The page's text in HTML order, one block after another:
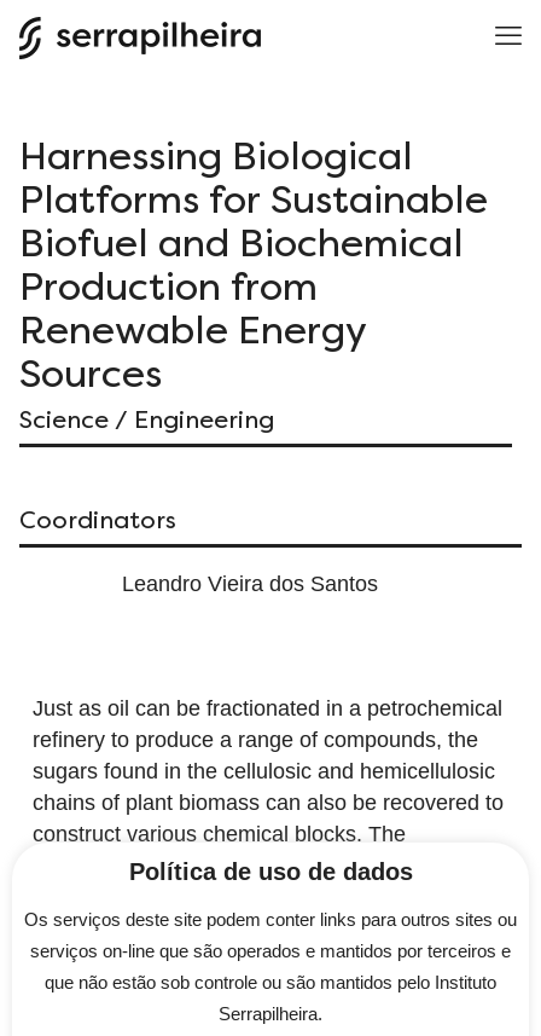
Harnessing Biological
Platforms for Sustainable
Biofuel and Biochemical
Production from
Renewable Energy
Sources
Science / Engineering
Coordinators
Leandro Vieira dos Santos
Just as oil can be fractionated in a petrochemical
refinery to produce a range of compounds, the
sugars found in the cellulosic and hemicellulosic
chains of plant biomass can also be recovered to
construct various chemical blocks. The
development of microbial strains capable of
efficient biocatalysts in fermentations forms the
foundation for constructing biorefineries. We plan
to employ metabolic and evolutionary
engineering tools, multi-omics analysis, and
Política de uso de dados
Os serviços deste site podem conter links para outros sites ou
serviços on-line que são operados e mantidos por terceiros e
que não estão sob controle ou são mantidos pelo Instituto
Serrapilheira.